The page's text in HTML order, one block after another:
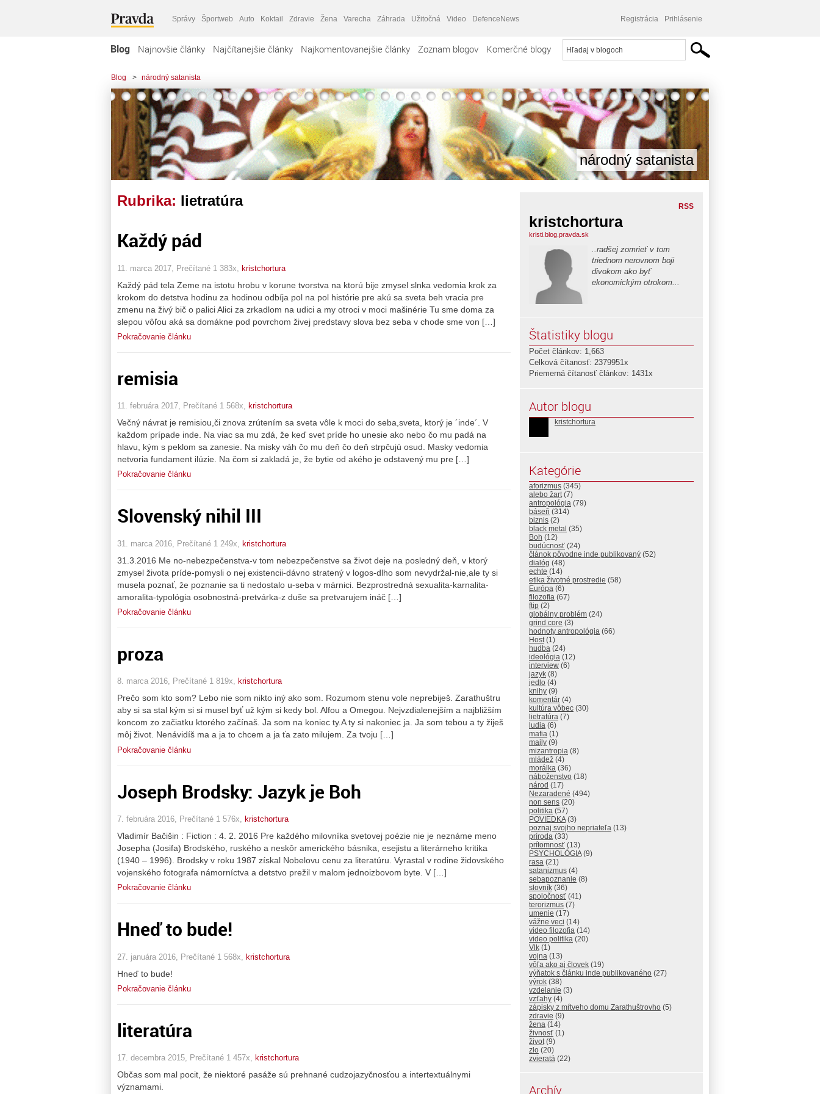
Správy Športweb Auto Koktail Zdravie Žena Varecha Záhrada Užitočná Video DefenceNews Registrácia Prihlásenie
Blog Najnovšie články Najčítanejšie články Najkomentovanejšie články Zoznam blogov Komerčné blogy
Blog > národný satanista
národný satanista
Rubrika: lietratúra
Každý pád
11. marca 2017, Prečítané 1 383x, kristchortura
Každý pád tela Zeme na istotu hrobu v korune tvorstva na ktorú bije zmysel slnka vedomia krok za
krokom do detstva hodinu za hodinou odbíja pol na pol histórie pre akú sa sveta beh vracia pre
zmenu na živý bič o palici Alici za zrkadlom na udici a my otroci v moci mašinérie Tu sme doma za
slepou vôľou aká sa domákne pod povrchom živej predstavy slova bez seba v chode sme von […]
Pokračovanie článku
remisia
11. februára 2017, Prečítané 1 568x, kristchortura
Večný návrat je remisiou,či znova zrútením sa sveta vôle k moci do seba,sveta, ktorý je ´inde´. V
každom prípade inde. Na viac sa mu zdá, že keď svet príde ho unesie ako nebo čo mu padá na
hlavu, kým s peklom sa zanesie. Na misky váh čo mu deň čo deň strpčujú osud. Masky vedomia
netvoria fundament ilúzie. Na čom si zakladá je, že bytie od akého je odstavený mu pre […]
Pokračovanie článku
Slovenský nihil III
31. marca 2016, Prečítané 1 249x, kristchortura
31.3.2016 Me no-nebezpečenstva-v tom nebezpečenstve sa život deje na posledný deň, v ktorý
zmysel života príde-pomysli o nej existencii-dávno stratený v logos-dlho som nevydržal-nie,ale ty si
musela poznať, že poznanie sa ti nedostalo u-seba v márnici. Bezprostredná sexualita-karnalita-
amoralita-typológia osobnostná-pretvárka-z duše sa pretvarujem ináč […]
Pokračovanie článku
proza
8. marca 2016, Prečítané 1 819x, kristchortura
Prečo som kto som? Lebo nie som nikto iný ako som. Rozumom stenu vole neprebiješ. Zarathuštru
aby si sa stal kým si si musel byť už kým si kedy bol. Alfou a Omegou. Nejvzdialenejším a najbližším
koncom zo začiatku ktorého začínaš. Ja som na koniec ty.A ty si nakoniec ja. Ja som tebou a ty žiješ
môj život. Nenávidíš ma a ja to chcem a ja ťa zato milujem. Za tvoju […]
Pokračovanie článku
Joseph Brodsky: Jazyk je Boh
7. februára 2016, Prečítané 1 576x, kristchortura
Vladimír Bačišin : Fiction : 4. 2. 2016 Pre každého milovníka svetovej poézie nie je neznáme meno
Josepha (Josifa) Brodského, ruského a neskôr amerického básnika, esejistu a literárneho kritika
(1940 – 1996). Brodsky v roku 1987 získal Nobelovu cenu za literatúru. Vyrastal v rodine židovského
vojenského fotografa námorníctva a detstvo prežil v malom jednoizbovom byte. V […]
Pokračovanie článku
Hneď to bude!
27. januára 2016, Prečítané 1 568x, kristchortura
Hneď to bude!
Pokračovanie článku
literatúra
17. decembra 2015, Prečítané 1 457x, kristchortura
Občas som mal pocit, že niektoré pasáže sú prehnané cudzojazyčnosťou a intertextuálnymi
významami.
RSS
kristchortura
kristi.blog.pravda.sk
..radšej zomrieť v tom
triednom nerovnom boji
divokom ako byť
ekonomickým otrokom...
Štatistiky blogu
Počet článkov: 1,663
Celková čítanosť: 2379951x
Priemerná čítanosť článkov: 1431x
Autor blogu
kristchortura
Kategórie
aforizmus (345)
alebo žart(7)
antropológia (79)
báseň (314)
biznis (2)
black metal (35)
Boh (12)
budúcnosť (24)
článok pôvodne inde publikovaný (52)
dialóg (48)
echte (14)
etika životné prostredie (58)
Európa (6)
filozofia (67)
ftip (2)
globálny problém (24)
grind core (3)
hodnoty antropológia (66)
Host(1)
hudba (24)
ideológia (12)
interview (6)
jazyk (8)
jedlo (4)
knihy (9)
komentár (4)
kultúra vôbec (30)
lietratúra (7)
ludia (6)
mafia (1)
majly (9)
mizantropia (8)
mládež (4)
morálka (36)
náboženstvo (18)
národ (17)
Nezaradené (494)
non sens (20)
politika (57)
POVIEDKA(3)
poznaj svojho nepriateľa (13)
príroda (33)
prítomnosť (13)
PSYCHOLÓGIA(9)
rasa (21)
satanizmus (4)
sebapoznanie (8)
slovník (36)
spoločnosť (41)
terorizmus (7)
umenie (17)
vážne veci (14)
video filozofia (14)
video politika (20)
Vlk (1)
vojna (13)
vôľa ako aj človek (19)
výňatok s článku inde publikovaného (27)
výrok (38)
vzdelanie (3)
vzťahy (4)
zápisky z mŕtveho domu Zarathuštrovho (5)
zdravie (9)
žena (14)
živnosť (1)
život(9)
zlo (20)
zvieratá (22)
Archív